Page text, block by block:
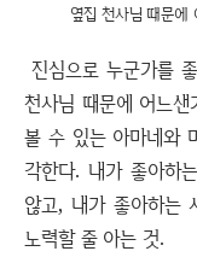
옆집 천사님 때문에
진심으로 누군가를
천사님 때문에 어느
볼 수 있는 아마네와
각한다. 내가 좋아하
않고, 내가 좋아하는
노력할 줄 아는 것.